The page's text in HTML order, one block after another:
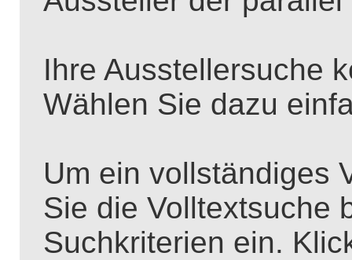
Ihre Ausstellersuche
Wählen Sie dazu
Um ein vollständiges
Sie die Volltextsuche
Suchkriterien ein.